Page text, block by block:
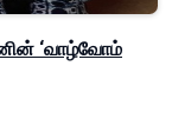
‘வாழ்வோம்